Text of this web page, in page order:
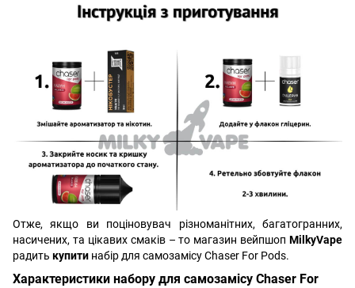
Отже, якщо ви поціновувач різноманітних, багатогранних,
насичених, та цікавих смаків – то магазин вейпшоп MilkyVape
радить купити набір для самозамісу Chaser For Pods.
Характеристики набору для самозамісу Chaser For